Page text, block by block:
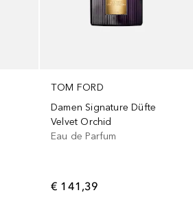
TOM FORD
Damen Signature Düfte
Velvet Orchid
Eau de Parfum
€ 141,39